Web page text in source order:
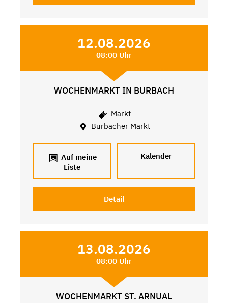
12.08.2026
08:00 Uhr
WOCHENMARKT IN BURBACH
Markt
Burbacher Markt
Auf meine
Liste
Kalender
Detail
13.08.2026
08:00 Uhr
WOCHENMARKT ST. ARNUAL